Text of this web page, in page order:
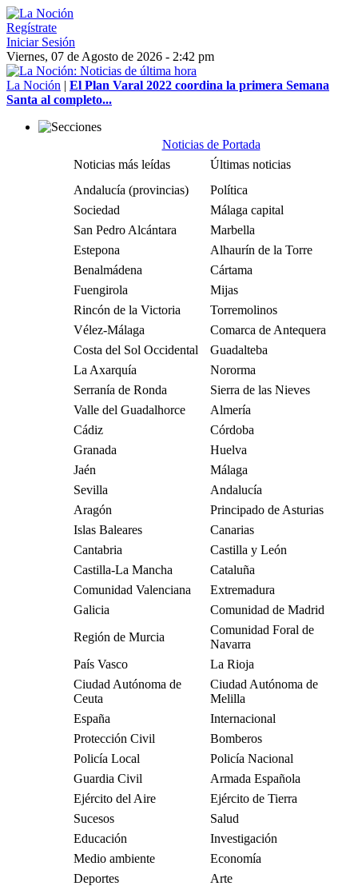
Regístrate
Iniciar Sesión
Viernes, 07 de Agosto de 2026 - 2:42 pm
La Noción | El Plan Varal 2022 coordina la primera Semana
Santa al completo...
Noticias de Portada
Noticias más leídas
Últimas noticias
Andalucía (provincias)
Política
Sociedad
Málaga capital
San Pedro Alcántara
Marbella
Estepona
Alhaurín de la Torre
Benalmádena
Cártama
Fuengirola
Mijas
Rincón de la Victoria
Torremolinos
Vélez-Málaga
Comarca de Antequera
Costa del Sol Occidental
Guadalteba
La Axarquía
Nororma
Serranía de Ronda
Sierra de las Nieves
Valle del Guadalhorce
Almería
Cádiz
Córdoba
Granada
Huelva
Jaén
Málaga
Sevilla
Andalucía
Aragón
Principado de Asturias
Islas Baleares
Canarias
Cantabria
Castilla y León
Castilla-La Mancha
Cataluña
Comunidad Valenciana
Extremadura
Galicia
Comunidad de Madrid
Región de Murcia
Comunidad Foral de
Navarra
País Vasco
La Rioja
Ciudad Autónoma de
Ceuta
Ciudad Autónoma de
Melilla
España
Internacional
Protección Civil
Bomberos
Policía Local
Policía Nacional
Guardia Civil
Armada Española
Ejército del Aire
Ejército de Tierra
Sucesos
Salud
Educación
Investigación
Medio ambiente
Economía
Deportes
Arte